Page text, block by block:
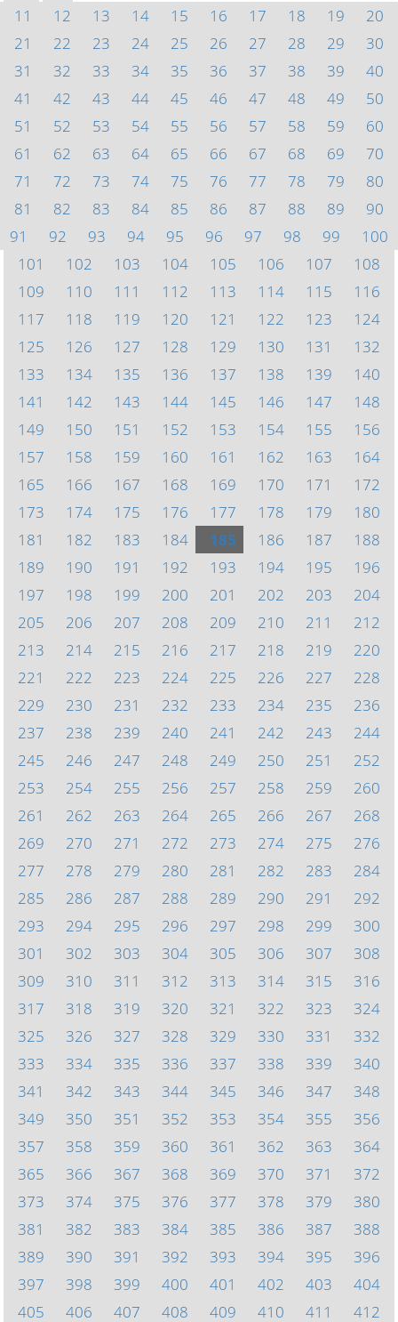
11
12 13 14 15 16 17 18 19
20
21
22 23 24 25 26 27 28 29
30
31
32 33 34 35 36 37 38 39
40
41
42 43 44 45 46 47 48 49
50
51
52 53 54 55 56 57 58 59
60
61
62 63 64 65 66 67 68 69
70
71
72 73 74 75 76 77 78 79
80
81
82 83 84 85 86 87 88 89
90
91
92 93 94 95 96 97 98 99
100
101
102 103 104 105 106 107
108
109
110 111 112 113 114 115
116
117
118 119 120 121 122 123
124
125
126 127 128 129 130 131
132
133
134 135 136 137 138 139
140
141
142 143 144 145 146 147
148
149
150 151 152 153 154 155
156
157
158 159 160 161 162 163
164
165
166 167 168 169 170 171
172
173
174 175 176 177 178 179
180
181
182 183 184 185 186 187
188
189
190 191 192 193 194 195
196
197
198 199 200 201 202 203
204
205
206 207 208 209 210 211
212
213
214 215 216 217 218 219
220
221
222 223 224 225 226 227
228
229
230 231 232 233 234 235
236
237
238 239 240 241 242 243
244
245
246 247 248 249 250 251
252
253
254 255 256 257 258 259
260
261
262 263 264 265 266 267
268
269
270 271 272 273 274 275
276
277
278 279 280 281 282 283
284
285
286 287 288 289 290 291
292
293
294 295 296 297 298 299
300
301
302 303 304 305 306 307
308
309
310 311 312 313 314 315
316
317
318 319 320 321 322 323
324
325
326 327 328 329 330 331
332
333
334 335 336 337 338 339
340
341
342 343 344 345 346 347
348
349
350 351 352 353 354 355
356
357
358 359 360 361 362 363
364
365
366 367 368 369 370 371
372
373
374 375 376 377 378 379
380
381
382 383 384 385 386 387
388
389
390 391 392 393 394 395
396
397
398 399 400 401 402 403
404
405
406 407 408 409 410 411 412